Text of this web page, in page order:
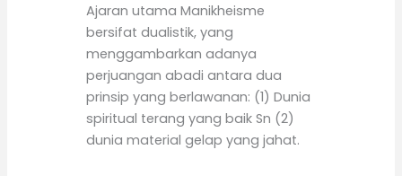
Ajaran utama Manikheisme
bersifat dualistik, yang
menggambarkan adanya
perjuangan abadi antara dua
prinsip yang berlawanan: (1) Dunia
spiritual terang yang baik Sn (2)
dunia material gelap yang jahat.